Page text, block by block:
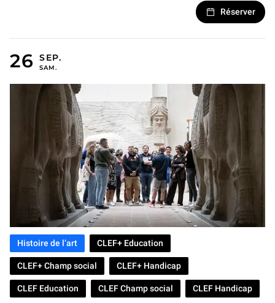
Réserver
Histoire de l’art CLEF+ Education
CLEF+ Champ social CLEF+ Handicap
CLEF Education CLEF Champ social CLEF Handicap